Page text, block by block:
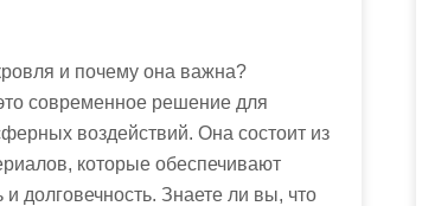
и почему она важна?
современное решение для
воздействий. Она состоит из
которые обеспечивают
и долговечность. Знаете ли вы, что